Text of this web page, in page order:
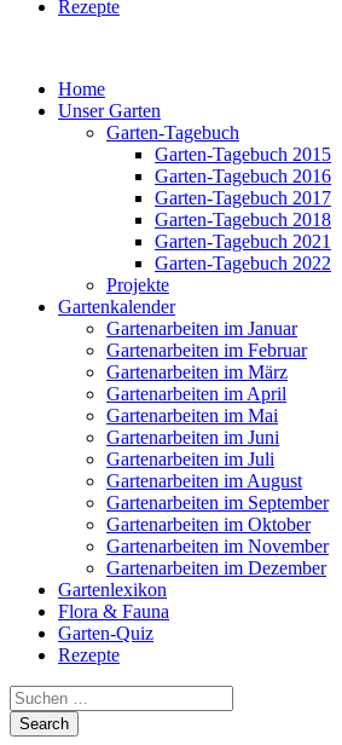
Rezepte
Home
Unser Garten
Garten-Tagebuch
Garten-Tagebuch 2015
Garten-Tagebuch 2016
Garten-Tagebuch 2017
Garten-Tagebuch 2018
Garten-Tagebuch 2021
Garten-Tagebuch 2022
Projekte
Gartenkalender
Gartenarbeiten im Januar
Gartenarbeiten im Februar
Gartenarbeiten im März
Gartenarbeiten im April
Gartenarbeiten im Mai
Gartenarbeiten im Juni
Gartenarbeiten im Juli
Gartenarbeiten im August
Gartenarbeiten im September
Gartenarbeiten im Oktober
Gartenarbeiten im November
Gartenarbeiten im Dezember
Gartenlexikon
Flora & Fauna
Garten-Quiz
Rezepte